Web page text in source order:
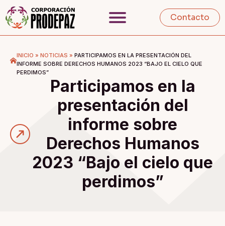
Contacto
INICIO » NOTICIAS » PARTICIPAMOS EN LA PRESENTACIÓN DEL
INFORME SOBRE DERECHOS HUMANOS 2023 “BAJO EL CIELO QUE
PERDIMOS”
Participamos en la
presentación del
informe sobre
Derechos Humanos
2023 “Bajo el cielo que
perdimos”